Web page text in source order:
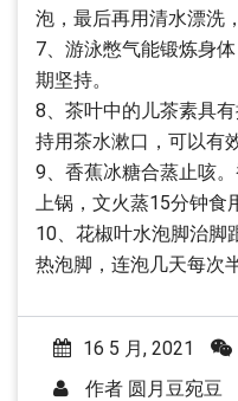
泡，最后再用清水漂洗
7、游泳憋气能锻炼身
期坚持。
8、茶叶中的儿茶素具
持用茶水漱口，可以有
9、香蕉冰糖合蒸止咳
上锅，文火蒸15分钟食
10、花椒叶水泡脚治脚
热泡脚，连泡几天每次
16 5 月, 2021
作者 圆月豆宛豆